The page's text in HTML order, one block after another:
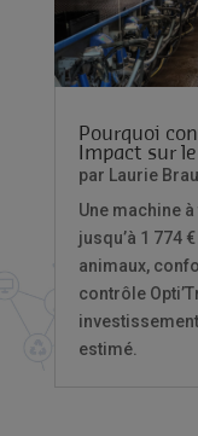
Pourquoi
Impact sur
par Laurie
Une machine
jusqu’à 1 774
animaux,
contrôle
estimé.